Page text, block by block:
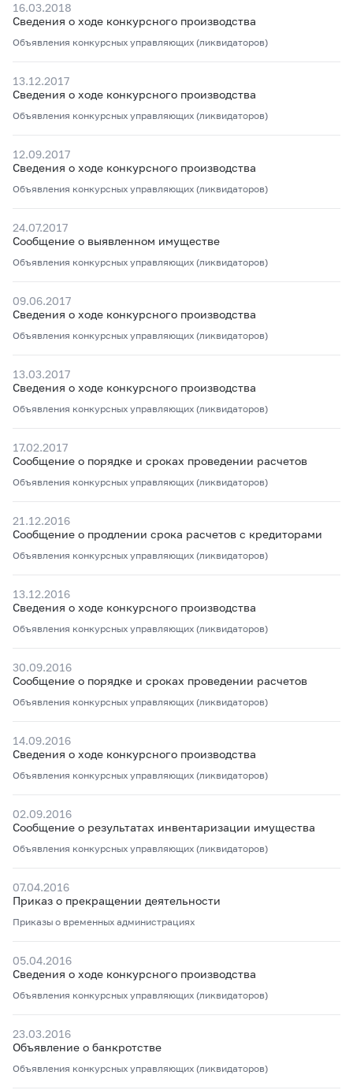
16.03.2018
Сведения о ходе конкурсного производства
Объявления конкурсных управляющих (ликвидаторов)
13.12.2017
Сведения о ходе конкурсного производства
Объявления конкурсных управляющих (ликвидаторов)
12.09.2017
Сведения о ходе конкурсного производства
Объявления конкурсных управляющих (ликвидаторов)
24.07.2017
Сообщение о выявленном имуществе
Объявления конкурсных управляющих (ликвидаторов)
09.06.2017
Сведения о ходе конкурсного производства
Объявления конкурсных управляющих (ликвидаторов)
13.03.2017
Сведения о ходе конкурсного производства
Объявления конкурсных управляющих (ликвидаторов)
17.02.2017
Сообщение о порядке и сроках проведении расчетов
Объявления конкурсных управляющих (ликвидаторов)
21.12.2016
Сообщение о продлении срока расчетов с кредиторами
Объявления конкурсных управляющих (ликвидаторов)
13.12.2016
Сведения о ходе конкурсного производства
Объявления конкурсных управляющих (ликвидаторов)
30.09.2016
Сообщение о порядке и сроках проведении расчетов
Объявления конкурсных управляющих (ликвидаторов)
14.09.2016
Сведения о ходе конкурсного производства
Объявления конкурсных управляющих (ликвидаторов)
02.09.2016
Сообщение о результатах инвентаризации имущества
Объявления конкурсных управляющих (ликвидаторов)
07.04.2016
Приказ о прекращении деятельности
Приказы о временных администрациях
05.04.2016
Сведения о ходе конкурсного производства
Объявления конкурсных управляющих (ликвидаторов)
23.03.2016
Объявление о банкротстве
Объявления конкурсных управляющих (ликвидаторов)